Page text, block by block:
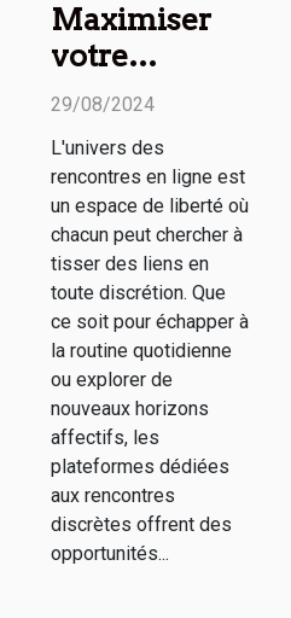
Maximiser
votre
expérience
de
rencontres
discrètes
29/08/2024
L'univers des
rencontres en ligne est
un espace de liberté où
chacun peut chercher à
tisser des liens en
toute discrétion. Que
ce soit pour échapper à
la routine quotidienne
ou explorer de
nouveaux horizons
affectifs, les
plateformes dédiées
aux rencontres
discrètes offrent des
opportunités...